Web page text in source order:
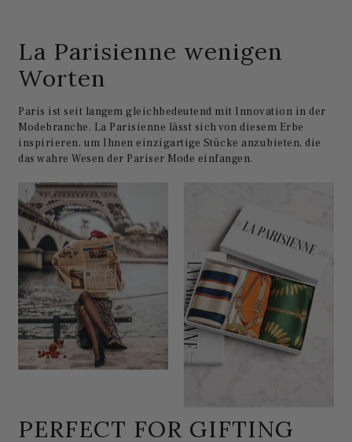
La Parisienne wenigen
Worten
Paris ist seit langem gleichbedeutend mit Innovation in der
Modebranche. La Parisienne lässt sich von diesem Erbe
inspirieren, um Ihnen einzigartige Stücke anzubieten, die
das wahre Wesen der Pariser Mode einfangen.
PERFECT FOR GIFTING